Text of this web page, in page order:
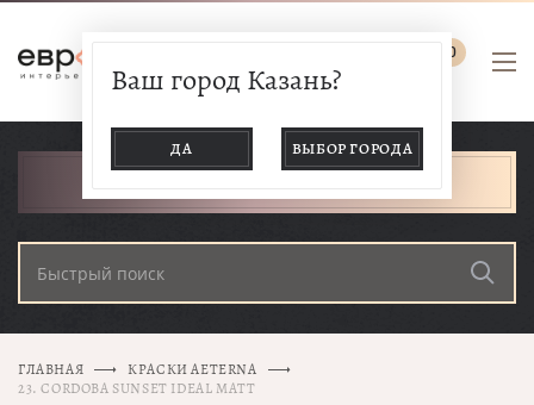
0
Ваш город Казань?
ДА ВЫБОР ГОРОДА
ГЛАВНАЯ
КРАСКИ AETERNA
23. CORDOBA SUNSET IDEAL MATT